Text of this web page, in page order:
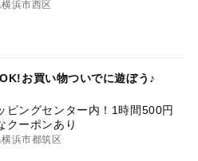
浜市西区
お買い物ついでに遊ぼう♪
ピングセンター内！1時間500円
クーポンあり
浜市都筑区